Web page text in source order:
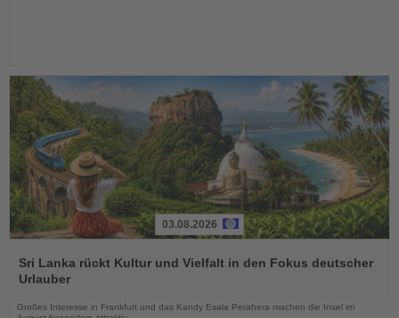
Sie
die
03.08.2026
Sri Lanka rückt Kultur und Vielfalt in den Fokus deutscher
Urlauber
Großes Interesse in Frankfurt und das Kandy Esala Perahera machen die Insel im